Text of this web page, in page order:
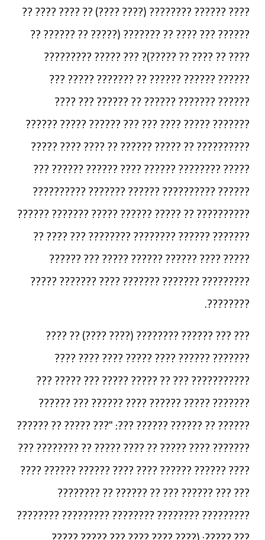
???? ?????? ???????? (???? ????) ?? ???? ???? ??
?????? ??? ???? ?? ??????? (????? ?? ?????? ??
???? ?? ???? ?? ?????)? ??? ????? ?????????
?????? ?????? ?????? ?? ??????? ????? ???
?????? ??????? ?????? ?? ?????? ??? ????
??????? ????? ???? ??? ??? ?????? ????? ??????
?????????? ?? ????? ?????? ?? ???? ???? ?????
????? ???????? ?????? ???? ?????? ?????? ???
?????? ?????????? ?????? ??????? ??????????
?????????? ?? ????? ?????? ????? ??????? ??????
??????? ?????? ???????? ???????? ??? ???? ??
????? ???? ?????? ?????? ????? ??? ??????
????????? ??????? ??????? ???? ??????? ?????
????????.
??? ??? ?????? ???????? (???? ????) ?? ????
??????? ?????? ???? ????? ???? ???? ????
??????????? ??? ?? ????? ????? ??? ????? ???
??????? ????? ?????? ???? ?????? ??? ??????
?????? ?? ?????? ?????? ???: "??? ????? ?? ??????
??????? ???? ????? ?? ???? ????? ?? ???????? ???
???? ?????? ?????? ???? ???? ?????? ?????? ????
??? ??? ?????? ??? ?? ?????? ?? ????????
????????? ???????? ???????? ????????? ????????